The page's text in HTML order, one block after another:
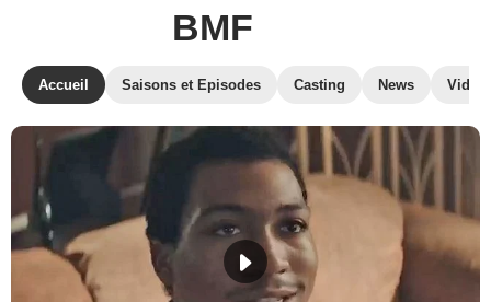
BMF
Accueil Saisons et Episodes Casting News